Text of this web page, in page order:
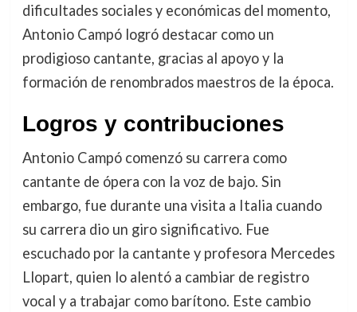
dificultades sociales y económicas del momento,
Antonio Campó logró destacar como un
prodigioso cantante, gracias al apoyo y la
formación de renombrados maestros de la época.
Logros y contribuciones
Antonio Campó comenzó su carrera como
cantante de ópera con la voz de bajo. Sin
embargo, fue durante una visita a Italia cuando
su carrera dio un giro significativo. Fue
escuchado por la cantante y profesora Mercedes
Llopart, quien lo alentó a cambiar de registro
vocal y a trabajar como barítono. Este cambio